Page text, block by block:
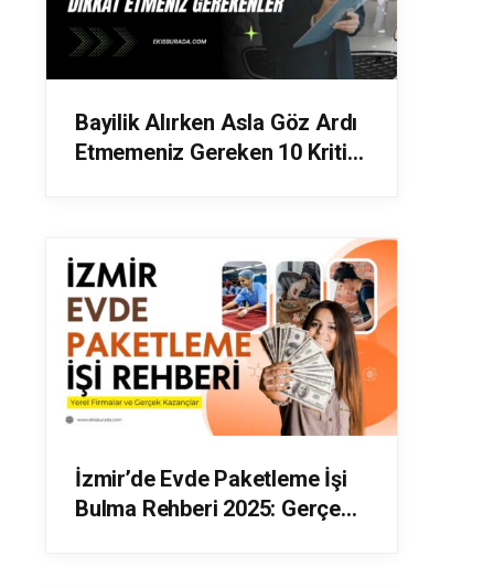
Bayilik Alırken Asla Göz Ardı
Etmemeniz Gereken 10 Kritik
İzmir’de Evde Paketleme İşi
Bulma Rehberi 2025: Gerçek